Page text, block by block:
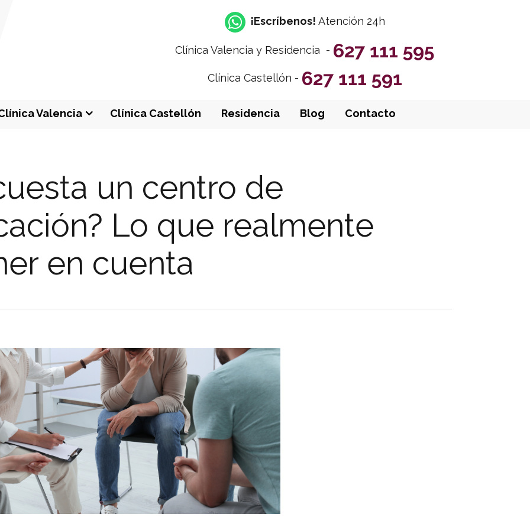
¡Escríbenos! Atención 24h
Clínica Valencia y Residencia - 627 111 595
Clínica Castellón - 627 111 591
Valencia Clínica Castellón Residencia Blog Contacto
un centro de
Lo que realmente
en cuenta